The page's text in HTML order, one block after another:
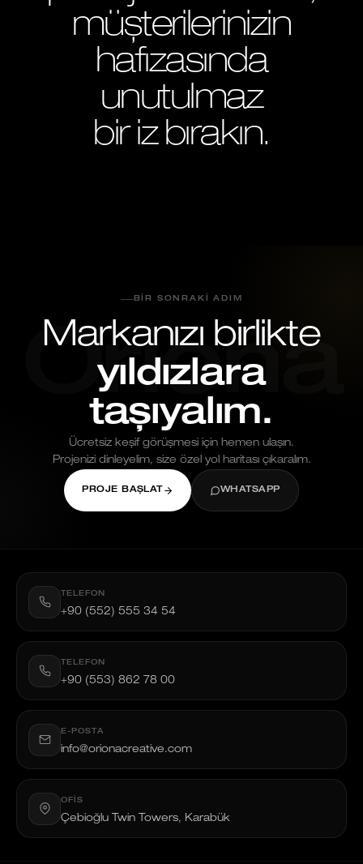
müşterilerinizin
hafızasında
unutulmaz
bir iz bırakın.
Oriona
BIR SONRAKI ADIM
Markanızı birlikte
yıldızlara
taşıyalım.
Ücretsiz keşif görüşmesi için hemen ulaşın.
Projenizi dinleyelim, size özel yol haritası çıkaralım.
PROJE BAŞLAT WHATSAPP
TELEFON
+90 (552) 555 34 54
TELEFON
+90 (553) 862 78 00
E-POSTA
info@orionacreative.com
OFIS
Çebioğlu Twin Towers, Karabük